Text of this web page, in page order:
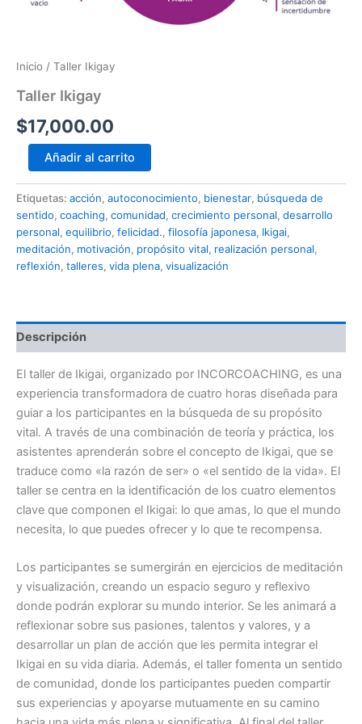
Inicio / Taller Ikigay
Taller Ikigay
$17,000.00
Taller
Ikigay
cantidad
Añadir al carrito
Etiquetas: acción, autoconocimiento, bienestar, búsqueda de
sentido, coaching, comunidad, crecimiento personal, desarrollo
personal, equilibrio, felicidad., filosofía japonesa, Ikigai,
meditación, motivación, propósito vital, realización personal,
reflexión, talleres, vida plena, visualización
Descripción
El taller de Ikigai, organizado por INCORCOACHING, es una
experiencia transformadora de cuatro horas diseñada para
guiar a los participantes en la búsqueda de su propósito
vital. A través de una combinación de teoría y práctica, los
asistentes aprenderán sobre el concepto de Ikigai, que se
traduce como «la razón de ser» o «el sentido de la vida». El
taller se centra en la identificación de los cuatro elementos
clave que componen el Ikigai: lo que amas, lo que el mundo
necesita, lo que puedes ofrecer y lo que te recompensa.
Los participantes se sumergirán en ejercicios de meditación
y visualización, creando un espacio seguro y reflexivo
donde podrán explorar su mundo interior. Se les animará a
reflexionar sobre sus pasiones, talentos y valores, y a
desarrollar un plan de acción que les permita integrar el
Ikigai en su vida diaria. Además, el taller fomenta un sentido
de comunidad, donde los participantes pueden compartir
sus experiencias y apoyarse mutuamente en su camino